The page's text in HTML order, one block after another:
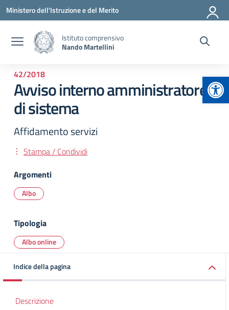
Vai ai contenuti
Vai al menu di navigazione
Vai al footer
Ministero dell'Istruzione e del Merito
Istituto comprensivo
Nando Martellini
42/2018
Avviso interno amministratore
di sistema
Affidamento servizi
Stampa / Condividi
Argomenti
Albo
Tipologia
Albo online
Indice della pagina
Descrizione